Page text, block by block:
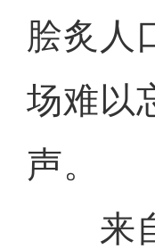
脍炙人
场难以
声。
来自